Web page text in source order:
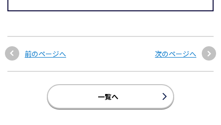
前のページへ 次のページへ
一覧へ